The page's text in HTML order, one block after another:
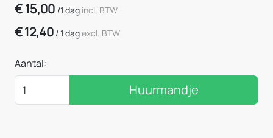
€15,00 /1 dag incl. BTW
€12,40 /1 dagexcl. BTW
Aantal:
Huurmandje